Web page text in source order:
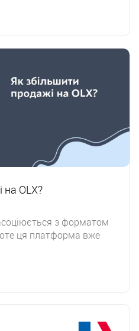
на OLX?
з форматом
ця платформа вже